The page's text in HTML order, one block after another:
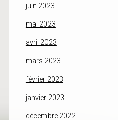
juin 2023
mai 2023
avril 2023
mars 2023
février 2023
janvier 2023
décembre 2022